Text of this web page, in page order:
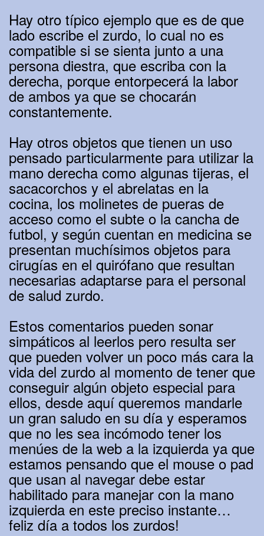
Hay otro típico ejemplo que es de que
lado escribe el zurdo, lo cual no es
compatible si se sienta junto a una
persona diestra, que escriba con la
derecha, porque entorpecerá la labor
de ambos ya que se chocarán
constantemente.
Hay otros objetos que tienen un uso
pensado particularmente para utilizar la
mano derecha como algunas tijeras, el
sacacorchos y el abrelatas en la
cocina, los molinetes de pueras de
acceso como el subte o la cancha de
futbol, y según cuentan en medicina se
presentan muchísimos objetos para
cirugías en el quirófano que resultan
necesarias adaptarse para el personal
de salud zurdo.
Estos comentarios pueden sonar
simpáticos al leerlos pero resulta ser
que pueden volver un poco más cara la
vida del zurdo al momento de tener que
conseguir algún objeto especial para
ellos, desde aquí queremos mandarle
un gran saludo en su día y esperamos
que no les sea incómodo tener los
menúes de la web a la izquierda ya que
estamos pensando que el mouse o pad
que usan al navegar debe estar
habilitado para manejar con la mano
izquierda en este preciso instante…
feliz día a todos los zurdos!